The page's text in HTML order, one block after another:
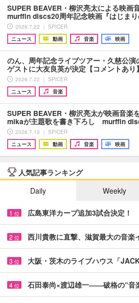
SUPER BEAVER・柳沢亮太による映画
murffin discs20周年記念映画『はじま
2026.7.22 ｜ SPICER
ニュース
動画 音楽 映画
のん、周年記念ライブツアー・久慈公演
ゲストに大友良英が決定【コメントあり】
2026.7.22 ｜ SPICER
ニュース
音楽
SUPER BEAVER・柳沢亮太が映画音楽
mikaが主題歌を書き下ろし murffin
2026.7.13 ｜ SPICER
ニュース
動画 音楽 映画
人気記事ランキング
Daily
Weekly
1 位 広島東洋カープ追加3試合決定
2 位 西川貴教に直撃、滋賀最大の音
3 位 大阪・茨木のライブハウス「
4 位 石田泰尚×渡辺雄一――破格の“